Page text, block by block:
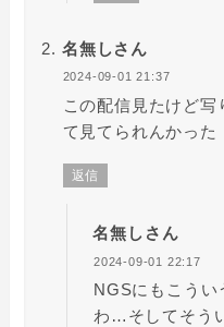
名無しさん
2024-09-01 21:37
この配信見たけど写
て見てられんかった
返信
名無しさん
2024-09-01 22:17
NGSにもこうい
わ…そしてそう